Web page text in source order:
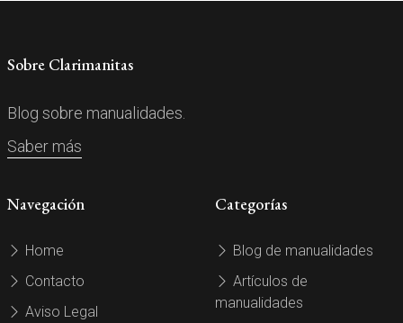
Sobre Clarimanitas
Blog sobre manualidades.
Saber más
Navegación
Home
Contacto
Aviso Legal
Categorías
Blog de manualidades
Artículos de
manualidades